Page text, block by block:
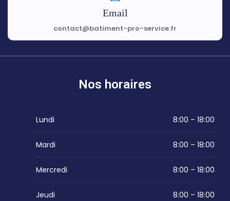
Email
contact@batiment-pro-service.fr
Nos horaires
Lundi 8:00 – 18:00
Mardi 8:00 – 18:00
Mercredi 8:00 – 18:00
Jeudi 8:00 – 18:00